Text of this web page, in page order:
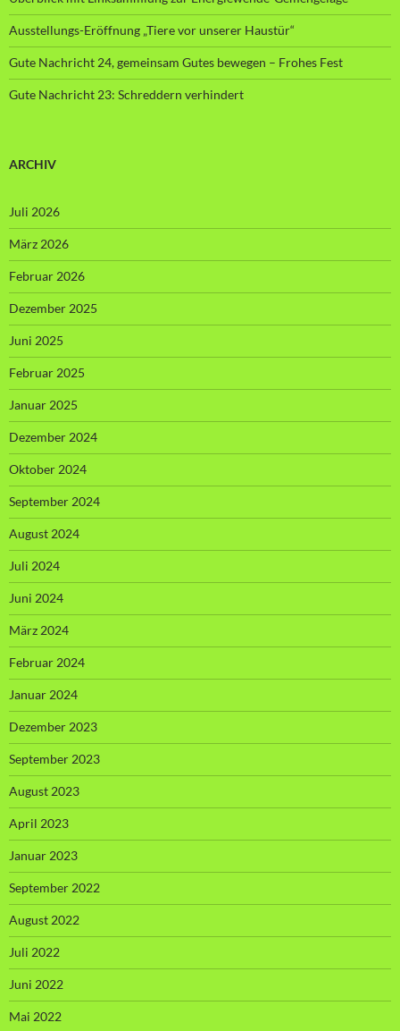
Ausstellungs-Eröffnung „Tiere vor unserer Haustür“
Gute Nachricht 24, gemeinsam Gutes bewegen – Frohes Fest
Gute Nachricht 23: Schreddern verhindert
ARCHIV
Juli 2026
März 2026
Februar 2026
Dezember 2025
Juni 2025
Februar 2025
Januar 2025
Dezember 2024
Oktober 2024
September 2024
August 2024
Juli 2024
Juni 2024
März 2024
Februar 2024
Januar 2024
Dezember 2023
September 2023
August 2023
April 2023
Januar 2023
September 2022
August 2022
Juli 2022
Juni 2022
Mai 2022